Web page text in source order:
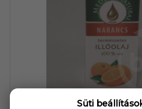
Süti